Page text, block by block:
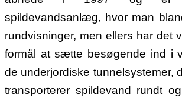
spildevandsanlæg, hvor man
rundvisninger, men ellers har det
formål at sætte besøgende ind i
de underjordiske tunnelsystemer,
transporterer spildevand rundt